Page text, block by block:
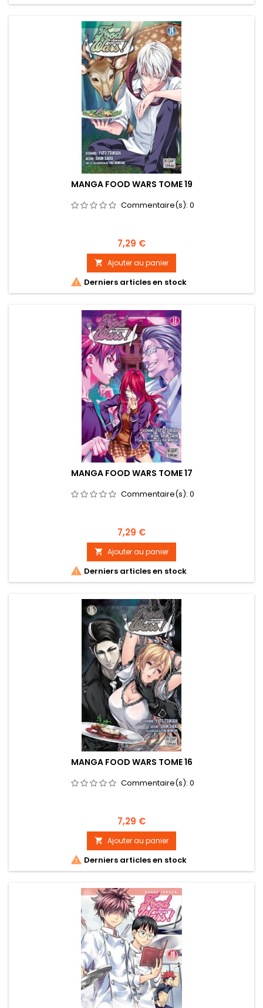
MANGA FOOD WARS TOME 19
Commentaire(s): 0
Prix
7,29 €
 Ajouter au panier
 Derniers articles en stock
MANGA FOOD WARS TOME 17
Commentaire(s): 0
Prix
7,29 €
 Ajouter au panier
 Derniers articles en stock
MANGA FOOD WARS TOME 16
Commentaire(s): 0
Prix
7,29 €
 Ajouter au panier
 Derniers articles en stock